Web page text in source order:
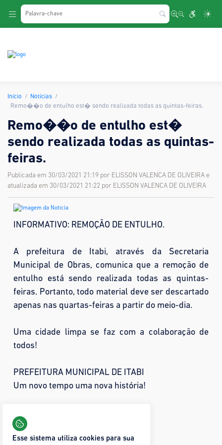
Início
Notícias
Remo��o de entulho est� sendo realizada todas as quintas-feiras.
Remo��o de entulho est�
sendo realizada todas as quintas-
feiras.
Publicada em 30/03/2021 21:19 por ELISSON VALENCA DE OLIVEIRA e
atualizada em 30/03/2021 21:22 por ELISSON VALENCA DE OLIVEIRA
INFORMATIVO: REMOÇÃO DE ENTULHO.
A prefeitura de Itabi, através da Secretaria
Municipal de Obras, comunica que a remoção de
entulho está sendo realizada todas as quintas-
feiras. Portanto, todo material deve ser descartado
apenas nas quartas-feiras a partir do meio-dia.
Uma cidade limpa se faz com a colaboração de
todos!
PREFEITURA MUNICIPAL DE ITABI
Um novo tempo uma nova história!
15 visualizações
Esse sistema utiliza cookies para sua